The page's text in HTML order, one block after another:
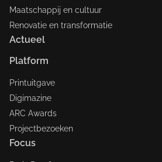
Maatschappij en cultuur
Renovatie en transformatie
Actueel
Platform
Printuitgave
Digimazine
ARC Awards
Projectbezoeken
Focus